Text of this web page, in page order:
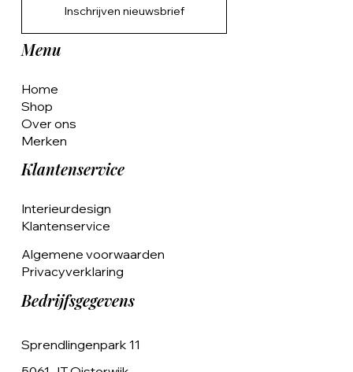
Inschrijven nieuwsbrief
Menu
Home
Shop
Over ons
Merken
Klantenservice
Interieurdesign
Klantenservice
Algemene voorwaarden
Privacyverklaring
Bedrijfsgegevens
Sprendlingenpark 11